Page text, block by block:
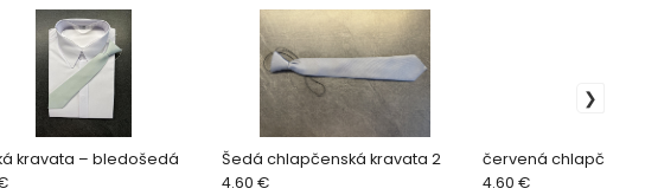
kravata – bledošedá
Šedá chlapčenská kravata 2
4.60 €
červená
4.60 €